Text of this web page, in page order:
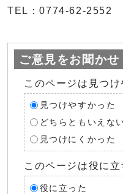
TEL：0774-62-2552
ご意見をお聞かせ
このページは見つ
見つけやすかった
どちらともいえな
見つけにくかった
このページは役に立
役に立った